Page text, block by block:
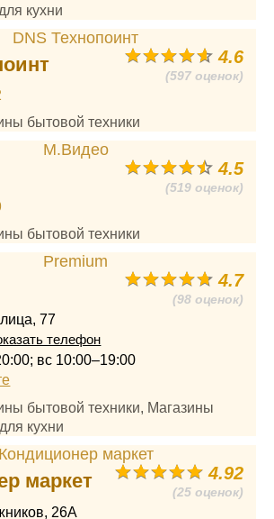
кухни
4.6
(597 оценок)
бытовой техники
4.5
(519 оценок)
бытовой техники
4.7
(98 оценок)
77
телефон
вс 10:00–19:00
бытовой техники, Магазины
кухни
4.92
(25 оценок)
маркет
26А